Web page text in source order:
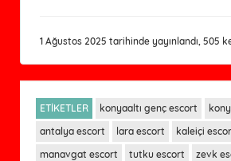
1 Ağustos 2025 tarihinde yayınlandı, 505
ETİKETLER konyaaltı genç escort
antalya escort
lara escort
kaleiçi
manavgat escort
tutku escort
zevk